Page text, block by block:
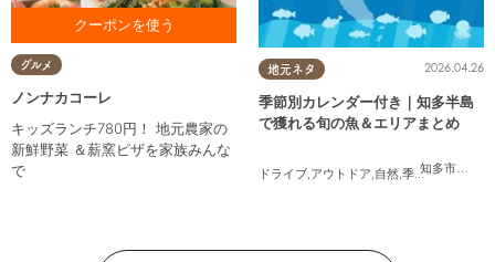
お食事をご利用の方に カタラ
ーナプレゼント ※1クーポンで
最大4名様まで対応
グルメ
ノンナカコーレ
キッズランチ780円！ 地元農家の
新鮮野菜 ＆薪窯ピザを家族みんな
で
地元ネタ
知多市
,半田
2026.04.26
季節別カレンダー付き｜知多半島
で獲れる旬の魚＆エリアまとめ
ドライブ,アウトドア,自然,季節ネタ